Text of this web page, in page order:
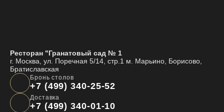
Ресторан "Гранатовый сад № 1
г. Москва, ул. Поречная 5/14, стр.1 м. Марьино, Борисово,
Братиславская
Бронь столов
+7 (499) 340-25-52
Доставка
+7 (499) 340-01-10